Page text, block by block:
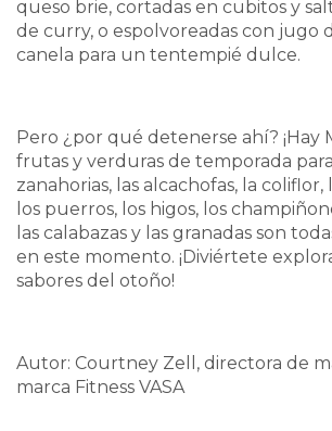
queso brie, cortadas en cubitos y
de curry, o espolvoreadas con jugo
canela para un tentempié dulce.
Pero ¿por qué detenerse ahí? ¡Hay
frutas y verduras de temporada
zanahorias, las alcachofas, la coliflor,
los puerros, los higos, los
las calabazas y las granadas son
en este momento. ¡Diviértete
sabores del otoño!
Autor: Courtney Zell, directora de
marca Fitness VASA